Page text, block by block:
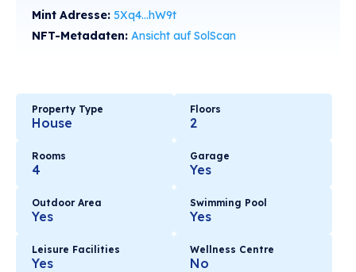
Mint Adresse: 5Xq4...hW9t
NFT-Metadaten: Ansicht auf SolScan
Property Type
House
Floors
2
Rooms
4
Garage
Yes
Outdoor Area
Yes
Swimming Pool
Yes
Leisure Facilities
Yes
Wellness Centre
No